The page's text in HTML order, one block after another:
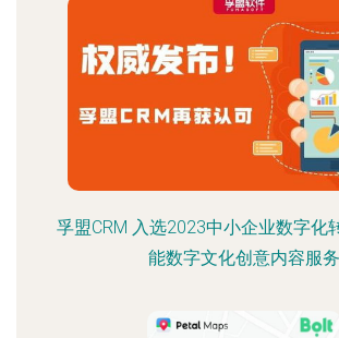
孚盟CRM 入选2023中小企业数字化
能数字文化创意内容服务